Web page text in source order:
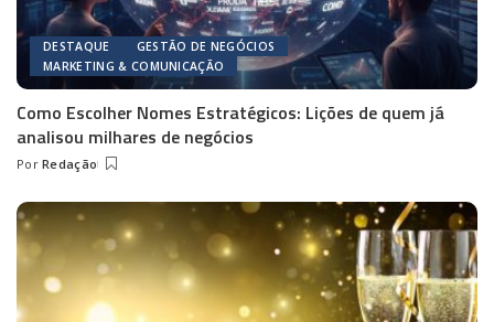
DESTAQUE
GESTÃO DE NEGÓCIOS
MARKETING & COMUNICAÇÃO
Como Escolher Nomes Estratégicos: Lições de quem já
analisou milhares de negócios
Posted
Por Redação